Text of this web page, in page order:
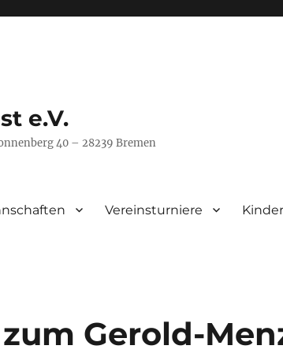
e.V.
40 – 28239 Bremen
Vereinsturniere
Gerold-